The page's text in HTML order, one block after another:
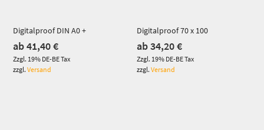
Digitalproof DIN A0 +
ab41,40€
Zzgl. 19% DE-BE Tax
zzgl.Versand
Digitalproof 70 x 100
ab34,20€
Zzgl. 19% DE-BE Tax
zzgl.Versand